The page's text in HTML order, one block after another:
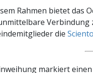
Rahmen bietet das
die
markiert